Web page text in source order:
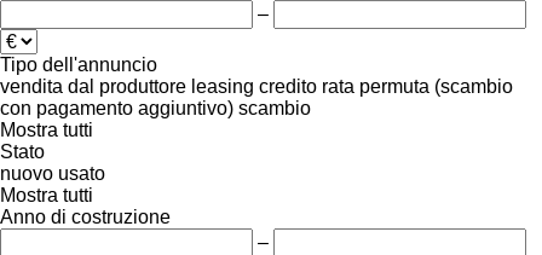
–
Tipo dell'annuncio
vendita dal produttore leasing credito rata permuta (scambio
con pagamento aggiuntivo) scambio
Mostra tutti
Stato
nuovo usato
Mostra tutti
Anno di costruzione
–